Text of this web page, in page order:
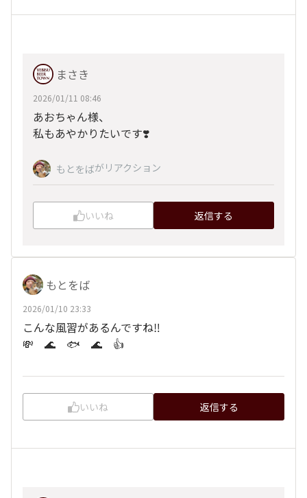
まさき
2026/01/11 08:46
あおちゃん様、
私もあやかりたいです❣️
もとをばがリアクション
いいね 返信する
もとをば
2026/01/10 23:33
こんな風習があるんですね‼️
💸 🌊 🐟 🌊 👍
いいね 返信する